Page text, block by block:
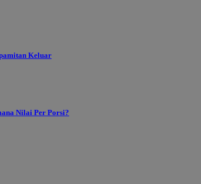
Keluar
Nilai Per Porsi?